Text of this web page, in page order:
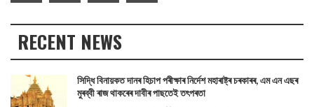
RECENT NEWS
সিদ্ধি বিনায়কত দানৰ হিচাপ পৰীক্ষাৰ নিৰ্দেশ মহাৰাষ্ট্ৰ চৰকাৰৰ, এম এন এছৰ
মুৰব্বী ৰাজ থাকৰেৰ দাবীৰ পাছতেই তৎপৰতা